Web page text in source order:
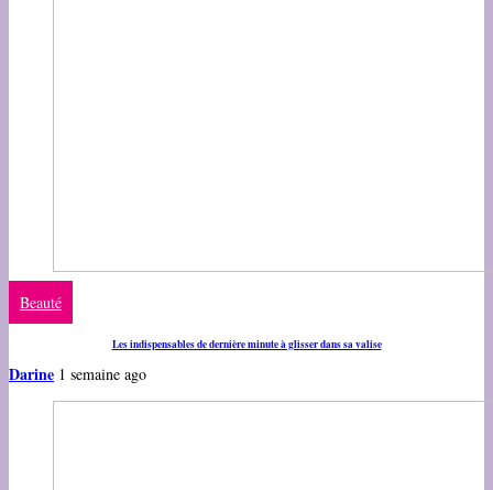
Beauté
Les indispensables de dernière minute à glisser dans sa valise
Darine 1 semaine ago